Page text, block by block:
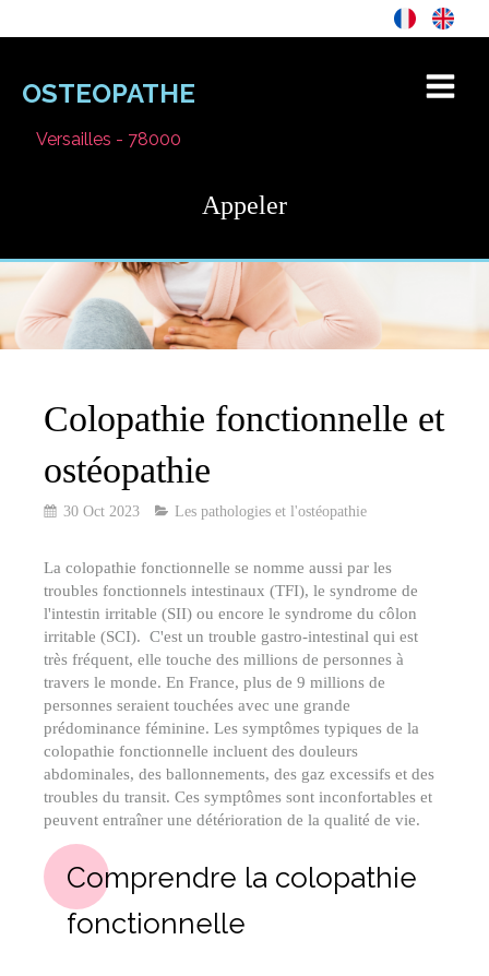
OSTEOPATHE
Versailles - 78000
Appeler
Colopathie fonctionnelle et
ostéopathie
30 Oct 2023 Les pathologies et l'ostéopathie
La colopathie fonctionnelle se nomme aussi par les
troubles fonctionnels intestinaux (TFI), le syndrome de
l'intestin irritable (SII) ou encore le syndrome du côlon
irritable (SCI). C'est un trouble gastro-intestinal qui est
très fréquent, elle touche des millions de personnes à
travers le monde. En France, plus de 9 millions de
personnes seraient touchées avec une grande
prédominance féminine. Les symptômes typiques de la
colopathie fonctionnelle incluent des douleurs
abdominales, des ballonnements, des gaz excessifs et des
troubles du transit. Ces symptômes sont inconfortables et
peuvent entraîner une détérioration de la qualité de vie.
Comprendre la colopathie
fonctionnelle